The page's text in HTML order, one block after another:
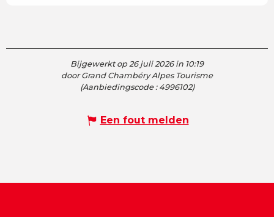
Bijgewerkt op 26 juli 2026 in 10:19
door Grand Chambéry Alpes Tourisme
(Aanbiedingscode : 4996102)
Een fout melden